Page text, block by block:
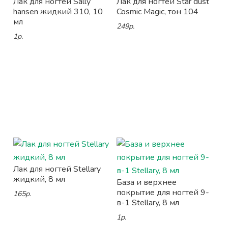
hansen жидкий 310, 10
мл
1р.
Cosmic Magic, тон 104
249р.
Лак для ногтей Stellary
жидкий, 8 мл
165р.
База и верхнее
покрытие для ногтей 9-
в-1 Stellary, 8 мл
1р.